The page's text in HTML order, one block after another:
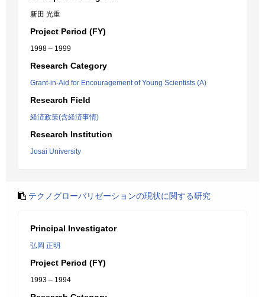
新田 光重
Project Period (FY)
1998 – 1999
Research Category
Grant-in-Aid for Encouragement of Young Scientists (A)
Research Field
経済政策(含経済事情)
Research Institution
Josai University
テクノグローバリゼーションの現状に関する研究
Principal Investigator
弘岡 正明
Project Period (FY)
1993 – 1994